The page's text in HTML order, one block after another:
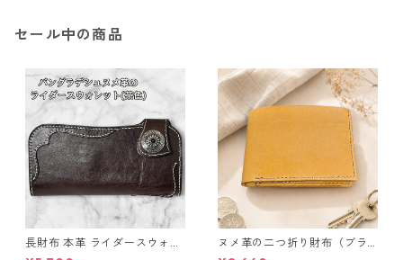
セール中の商品
長財布 本革 ライダースウォレ
ット 国産 ヌメ革 ブラウン バ
ヌメ革の二つ折り財布（ブラ
ウン系）